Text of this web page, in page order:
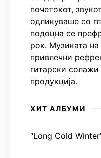
почетокот,
одликуваше со
подоцна се
рок. Музиката
привлечни
гитарски
продукција.
ХИТ АЛБУМИ
“Long Cold